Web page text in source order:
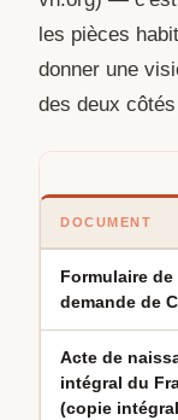
les pièces
donner une
des deux
DOCUMENT
Formulaire de
demande de
Acte de
intégral du
(copie